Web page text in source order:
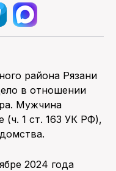
района Рязани
в отношении
Мужчина
(ч. 1 ст. 163 УК РФ),
2024 года